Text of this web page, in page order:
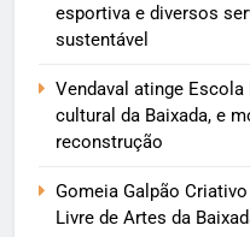
esportiva e diversos
sustentável
Vendaval atinge
cultural da Baixada, e
reconstrução
Gomeia Galpão
Livre de Artes da